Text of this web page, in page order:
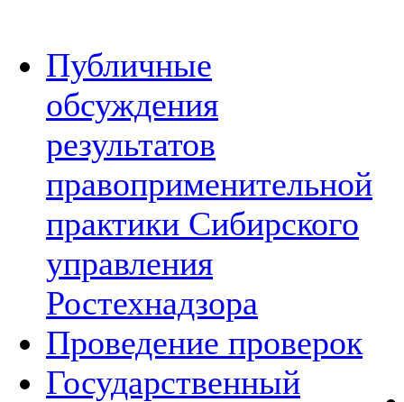
Публичные
обсуждения
результатов
правоприменительной
практики Сибирского
управления
Ростехнадзора
Проведение проверок
Государственный